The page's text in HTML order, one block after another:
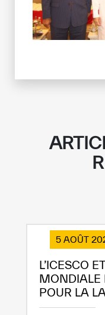
5 AOÛT
L’ICESCO
MONDIALE
POUR LA